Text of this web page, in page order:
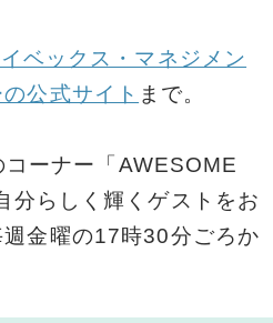
ベックス・マネジメン
公式サイト まで。
コーナー「AWESOME
分らしく輝くゲストをお
金曜の17時30分ごろか